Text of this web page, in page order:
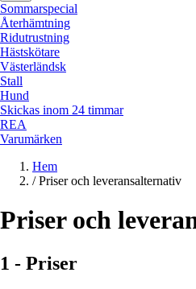
Sommarspecial
Återhämtning
Ridutrustning
Hästskötare
Västerländsk
Stall
Hund
Skickas inom 24 timmar
REA
Varumärken
Hem
/ Priser och leveransalternativ
Priser och
1 - Priser